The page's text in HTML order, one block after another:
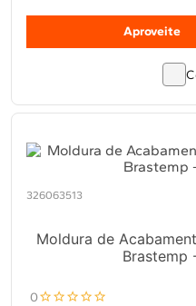
Aproveite
326063513
Moldura de
Brastemp
0